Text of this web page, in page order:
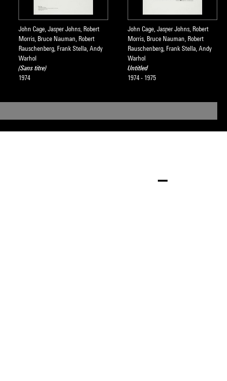
John Cage, Jasper Johns, Robert
Morris, Bruce Nauman, Robert
Rauschenberg, Frank Stella, Andy
Warhol
(Sans titre)
1974
John Cage, Jasper Johns, Robert
Morris, Bruce Nauman, Robert
Rauschenberg, Frank Stella, Andy
Warhol
Untitled
1974 - 1975